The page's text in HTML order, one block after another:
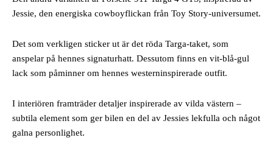
Jessie, den energiska cowboyflickan från Toy Story-universumet.
Det som verkligen sticker ut är det röda Targa-taket, som
anspelar på hennes signaturhatt. Dessutom finns en vit-blå-gul
lack som påminner om hennes westerninspirerade outfit.
I interiören framträder detaljer inspirerade av vilda västern –
subtila element som ger bilen en del av Jessies lekfulla och något
galna personlighet.